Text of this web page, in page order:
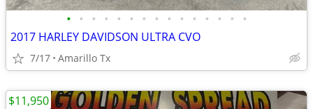
• • • • • • • • • • • • • • •
2017 HARLEY DAVIDSON ULTRA CVO
7/17 Amarillo Tx
$11,950